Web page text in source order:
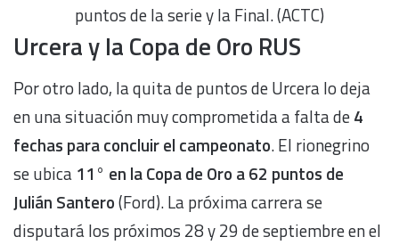
puntos de la serie y la Final. (ACTC)
Urcera y la Copa de Oro RUS
Por otro lado, la quita de puntos de Urcera lo deja
en una situación muy comprometida a falta de4
fechas para concluir el campeonato. El rionegrino
se ubica 11° en la Copa de Oro a 62 puntos de
Julián Santero(Ford). La próxima carrera se
disputará los próximos 28 y 29 de septiembre en el